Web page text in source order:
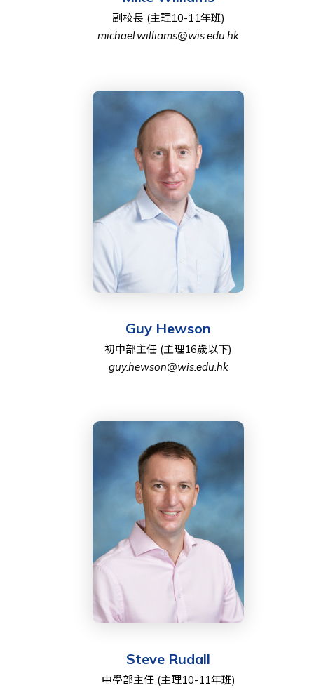
副校長 (主理10-11年班)
michael.williams@wis.edu.hk
Guy Hewson
初中部主任 (主理16歲以下)
guy.hewson@wis.edu.hk
Steve Rudall
中學部主任 (主理10-11年班)